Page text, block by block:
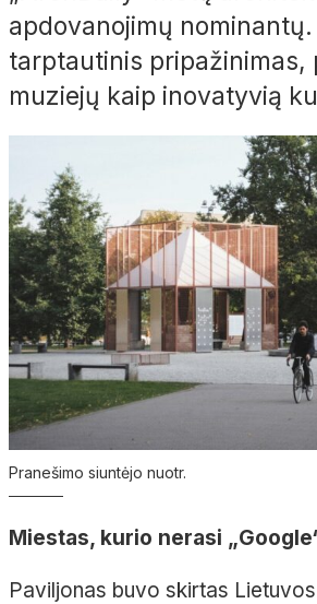
apdovanojimų
tarptautinis pripažinimas,
muziejų kaip inovatyvią
Pranešimo siuntėjo nuotr.
Miestas, kurio nerasi
Paviljonas buvo skirtas